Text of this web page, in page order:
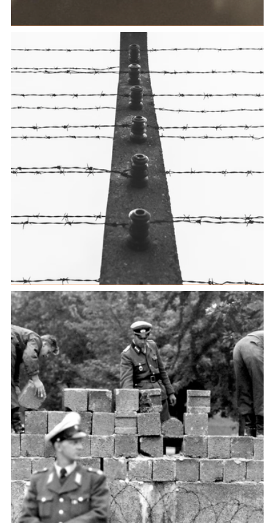
Realizzazione di mostre in Italia e all’estero su Tina
Modotti
Cultural heritage of war on the borderland.